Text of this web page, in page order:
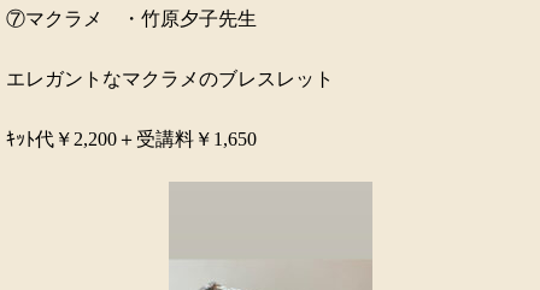
⑦マクラメ ・竹原夕子先生
エレガントなマクラメのブレスレット
ｷｯﾄ代￥2,200＋受講料￥1,650